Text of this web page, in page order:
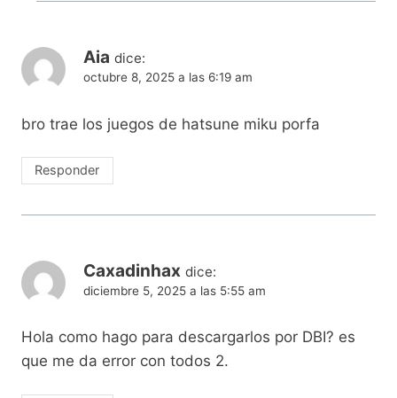
Aia dice:
octubre 8, 2025 a las 6:19 am
bro trae los juegos de hatsune miku porfa
Responder
Caxadinhax dice:
diciembre 5, 2025 a las 5:55 am
Hola como hago para descargarlos por DBI? es
que me da error con todos 2.